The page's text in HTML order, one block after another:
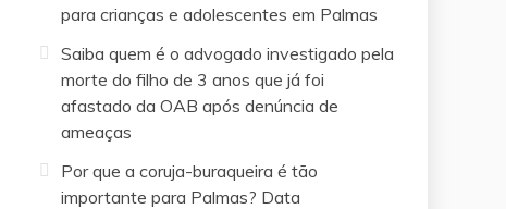
para crianças e adolescentes em Palmas
Saiba quem é o advogado investigado pela
morte do filho de 3 anos que já foi
afastado da OAB após denúncia de
ameaças
Por que a coruja-buraqueira é tão
importante para Palmas? Data